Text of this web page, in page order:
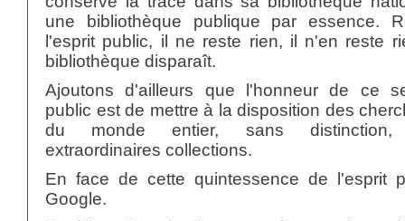
une bibliothèque publique par essence.
l'esprit public, il ne reste rien, il n'en reste
bibliothèque disparaît.
Ajoutons d'ailleurs que l'honneur de ce
public est de mettre à la disposition des
du monde entier, sans
extraordinaires collections.
En face de cette quintessence de l'esprit
Google.